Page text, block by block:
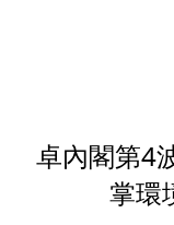
卓內閣第4
掌環